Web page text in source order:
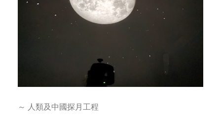
～ 人類及中國探月工程